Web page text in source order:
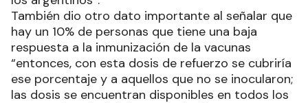
También dio otro dato importante al señalar que
hay un 10% de personas que tiene una baja
respuesta a la inmunización de la vacunas
“entonces, con esta dosis de refuerzo se cubriría
ese porcentaje y a aquellos que no se inocularon;
las dosis se encuentran disponibles en todos los